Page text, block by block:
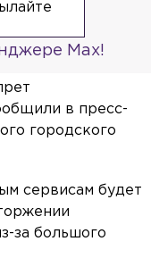
Max!
в пресс-
городского
сервисам будет
за большого